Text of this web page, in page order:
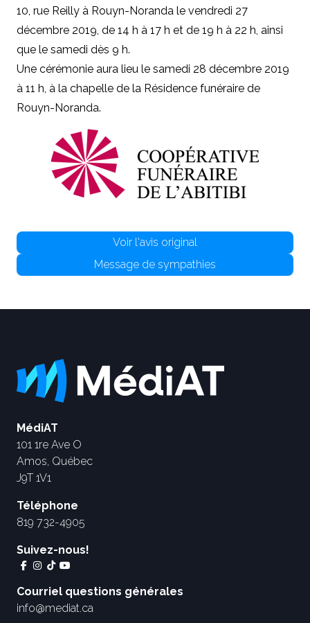
10, rue Reilly à Rouyn-Noranda le vendredi 27
décembre 2019, de 14 h à 17 h et de 19 h à 22 h, ainsi
que le samedi dès 9 h.
Une cérémonie aura lieu le samedi 28 décembre 2019
à 11 h, à la chapelle de la Résidence funéraire de
Rouyn-Noranda.
Voir l'avis original
Message de sympathies
MédiAT
101 1re Ave O
Amos, Québec
J9T 1V1
Téléphone
819 732-4905
Suivez-nous!
Courriel questions générales
info@mediat.ca